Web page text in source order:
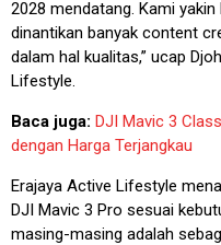
2028 mendatang. Kami
dinantikan banyak content
dalam hal kualitas,” ucap
Lifestyle.
Baca juga: DJI Mavic 3
dengan Harga Terjangkau
Erajaya Active Lifestyle
DJI Mavic 3 Pro sesuai
masing-masing adalah